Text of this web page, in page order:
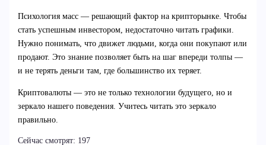
Психология масс — решающий фактор на крипторынке. Чтобы
стать успешным инвестором, недостаточно читать графики.
Нужно понимать, что движет людьми, когда они покупают или
продают. Это знание позволяет быть на шаг впереди толпы —
и не терять деньги там, где большинство их теряет.
Криптовалюты — это не только технологии будущего, но и
зеркало нашего поведения. Учитесь читать это зеркало
правильно.
Сейчас смотрят: 197